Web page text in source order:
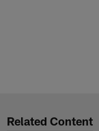
Related Content